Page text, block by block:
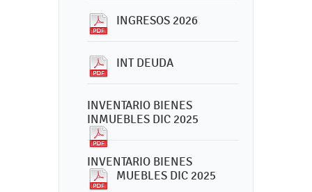
INGRESOS 2026
INT DEUDA
INVENTARIO BIENES
INMUEBLES DIC 2025
INVENTARIO BIENES
MUEBLES DIC 2025